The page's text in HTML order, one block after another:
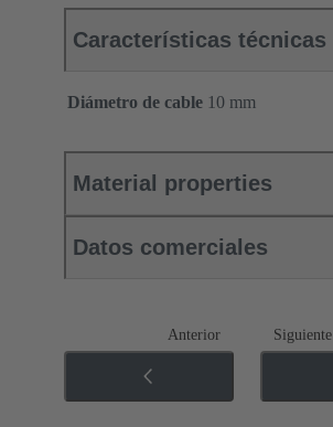
Características técnicas
Diámetro de cable 10 mm
Material properties
Datos comerciales
Anterior Siguiente